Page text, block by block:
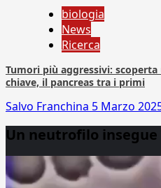
biologia
News
Ricerca
Tumori più aggressivi:
chiave, il pancreas tra i primi
Salvo Franchina 5 Marzo
Un neutrofilo
Player